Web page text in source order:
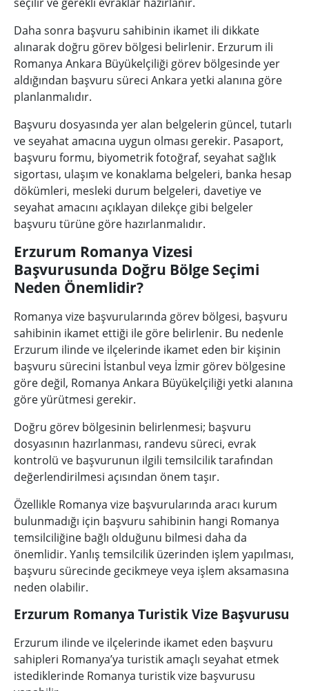
Daha sonra başvuru sahibinin ikamet ili dikkate
alınarak doğru görev bölgesi belirlenir. Erzurum ili
Romanya Ankara Büyükelçiliği görev bölgesinde yer
aldığından başvuru süreci Ankara yetki alanına göre
planlanmalıdır.
Başvuru dosyasında yer alan belgelerin güncel, tutarlı
ve seyahat amacına uygun olması gerekir. Pasaport,
başvuru formu, biyometrik fotoğraf, seyahat sağlık
sigortası, ulaşım ve konaklama belgeleri, banka hesap
dökümleri, mesleki durum belgeleri, davetiye ve
seyahat amacını açıklayan dilekçe gibi belgeler
başvuru türüne göre hazırlanmalıdır.
Erzurum Romanya Vizesi
Başvurusunda Doğru Bölge Seçimi
Neden Önemlidir?
Romanya vize başvurularında görev bölgesi, başvuru
sahibinin ikamet ettiği ile göre belirlenir. Bu nedenle
Erzurum ilinde ve ilçelerinde ikamet eden bir kişinin
başvuru sürecini İstanbul veya İzmir görev bölgesine
göre değil, Romanya Ankara Büyükelçiliği yetki alanına
göre yürütmesi gerekir.
Doğru görev bölgesinin belirlenmesi; başvuru
dosyasının hazırlanması, randevu süreci, evrak
kontrolü ve başvurunun ilgili temsilcilik tarafından
değerlendirilmesi açısından önem taşır.
Özellikle Romanya vize başvurularında aracı kurum
bulunmadığı için başvuru sahibinin hangi Romanya
temsilciliğine bağlı olduğunu bilmesi daha da
önemlidir. Yanlış temsilcilik üzerinden işlem yapılması,
başvuru sürecinde gecikmeye veya işlem aksamasına
neden olabilir.
Erzurum Romanya Turistik Vize Başvurusu
Erzurum ilinde ve ilçelerinde ikamet eden başvuru
sahipleri Romanya’ya turistik amaçlı seyahat etmek
istediklerinde Romanya turistik vize başvurusu